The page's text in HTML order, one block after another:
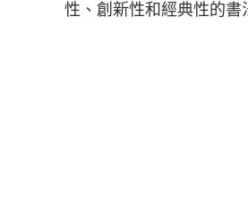
性、創新性和經典性的書